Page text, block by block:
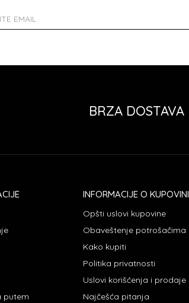
BRZA DOSTAVA
putem
INFORMACIJE O KUPOVINI
Opšti uslovi kupovine
Obaveštenje potrošačima
Kako kupiti
Politika privatnosti
Uslovi korišćenja i prodaje
Najčešća pitanja